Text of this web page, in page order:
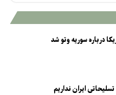
درباره سوریه وتو شد
ایران نداریم